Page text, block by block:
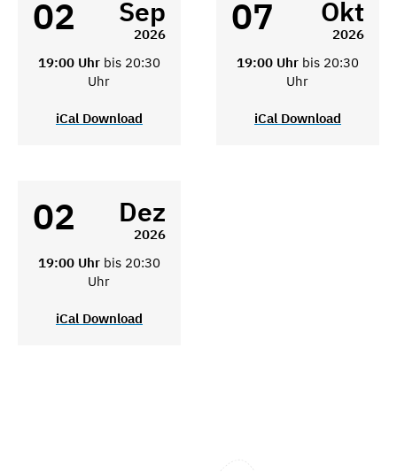
02 Sep
2026
19:00 Uhr bis 20:30
Uhr
iCal Download
07 Okt
2026
19:00 Uhr bis 20:30
Uhr
iCal Download
02 Dez
2026
19:00 Uhr bis 20:30
Uhr
iCal Download